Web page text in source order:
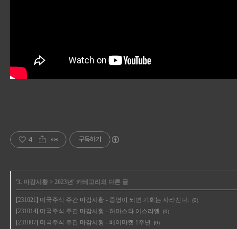
4 구독하기
'3. 마감시황 > 2023년 ' 카테고리의 다른 글
[231021] 미국주식 주간 마감시황 - 증명이 되면 기회는 사라진다. (0)
[231014] 미국주식 주간 마감시황 - 하마스와 이스라엘 (0)
[231007] 미국주식 주간 마감시황 - 베어마켓 1주년 (0)